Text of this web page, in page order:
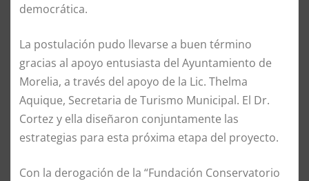
democrática.
La postulación pudo llevarse a buen término
gracias al apoyo entusiasta del Ayuntamiento de
Morelia, a través del apoyo de la Lic. Thelma
Aquique, Secretaria de Turismo Municipal. El Dr.
Cortez y ella diseñaron conjuntamente las
estrategias para esta próxima etapa del proyecto.
Con la derogación de la “Fundación Conservatorio